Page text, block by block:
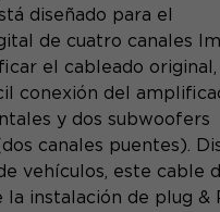
diseñado para el
de cuatro canales
el cableado original,
conexión del
y dos subwoofers
canales puentes).
vehículos, este cable
la instalación de plug &